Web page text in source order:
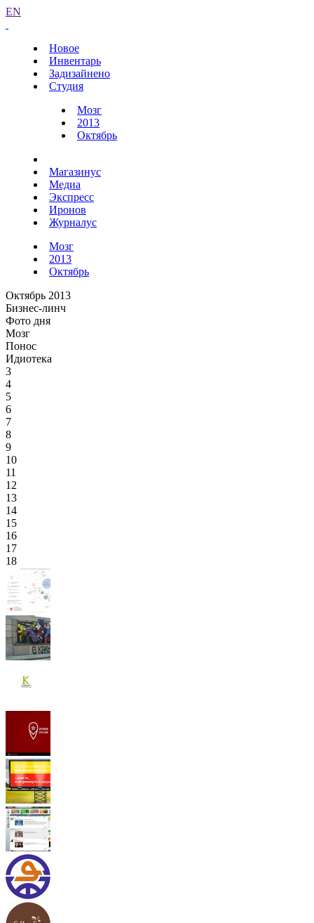
EN
Новое
Инвентарь
Задизайнено
Студия
Мозг
2013
Октябрь
Магазинус
Медиа
Экспресс
Иронов
Журналус
Мозг
2013
Октябрь
Октябрь 2013
Бизнес-линч
Фото дня
Мозг
Понос
Идиотека
3
4
5
6
7
8
9
10
11
12
13
14
15
16
17
18